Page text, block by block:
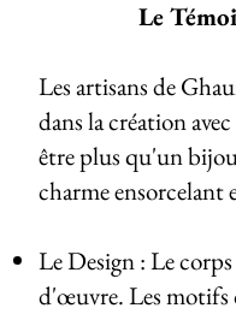
Le
Les artisans de
dans la création
être plus qu'un
charme ensorcelant
Le Design : Le
d'œuvre. Les motifs